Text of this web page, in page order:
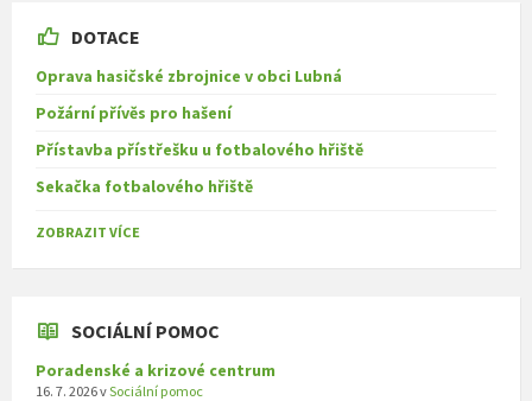
DOTACE
Oprava hasičské zbrojnice v obci Lubná
Požární přívěs pro hašení
Přístavba přístřešku u fotbalového hřiště
Sekačka fotbalového hřiště
ZOBRAZIT VÍCE
SOCIÁLNÍ POMOC
Poradenské a krizové centrum
16. 7. 2026vSociální pomoc